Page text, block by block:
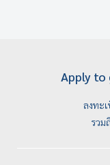
Apply to
ลงทะ
รวม